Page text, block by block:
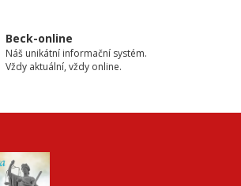
Beck-online
Náš unikátní informační systém.
Vždy aktuální, vždy online.